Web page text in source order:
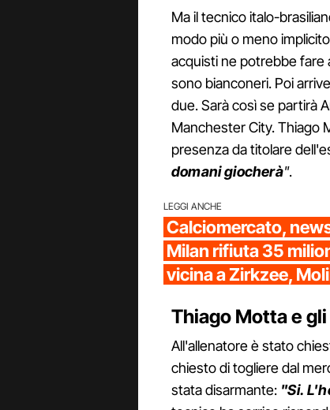
Ma il tecnico italo-
modo più o meno
acquisti ne potrebbe fare
sono bianconeri. Poi
due. Sarà così se partirà
Manchester City. Thiago
presenza da titolare
domani giocherà".
LEGGI ANCHE
Calciomercato,
Milan rifiuta 35
vicina a Zirkzee,
Thiago Motta e
All'allenatore è stato
chiesto di togliere dal
stata disarmante: "Si.